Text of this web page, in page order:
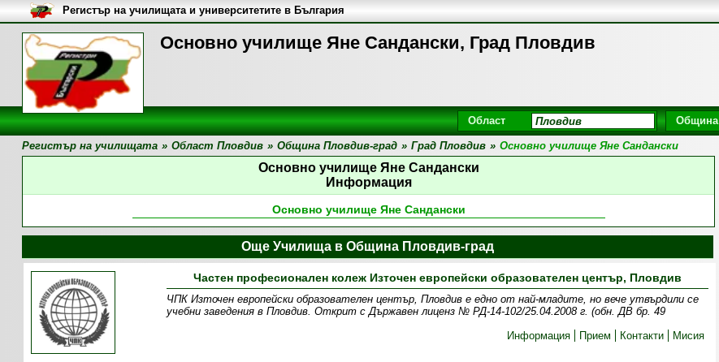
Основно училище Яне Сандански, Град Пловдив
Регистър на училищата и университетите в България
Област Община
Регистър на училищата » Област Пловдив » Община Пловдив-град » Град Пловдив » Основно училище Яне Сандански
Основно училище Яне Сандански
Информация
Основно училище Яне Сандански
Още Училища в Община Пловдив-град
Частен професионален колеж Източен европейски образователен център, Пловдив
ЧПК Източен европейски образователен център, Пловдив е едно от най-младите, но вече утвърдили се
учебни заведения в Пловдив. Открит с Държавен лиценз № РД-14-102/25.04.2008 г. (обн. ДВ бр. 49
Информация
Прием Контакти Мисия